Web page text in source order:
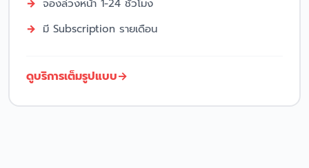
จองล่วงหน้า 1-24 ชั่วโมง
มี Subscription รายเดือน
ดูบริการเต็มรูปแบบ